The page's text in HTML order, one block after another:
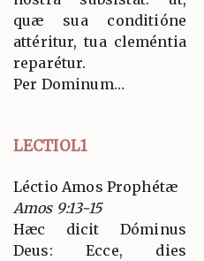
quæ sua conditióne
attéritur, tua cleméntia
reparétur.
Per Dominum…
LECTIOL1
Léctio Amos Prophétæ
Amos 9:13-15
Hæc dicit Dóminus
Deus: Ecce, dies